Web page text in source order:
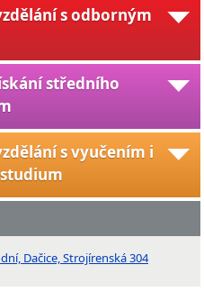
s odborným
středního
s vyučením i
Dačice, Strojírenská 304